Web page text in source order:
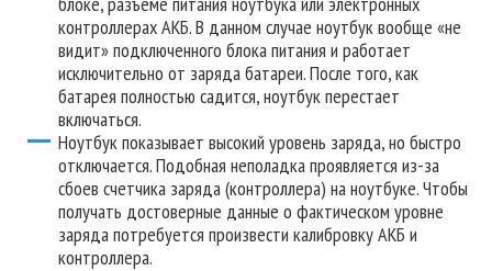
контроллерах АКБ. В данном случае ноутбук вообще «не
видит» подключенного блока питания и работает
исключительно от заряда батареи. После того, как
батарея полностью садится, ноутбук перестает
включаться.
Ноутбук показывает высокий уровень заряда, но быстро
отключается. Подобная неполадка проявляется из-за
сбоев счетчика заряда (контроллера) на ноутбуке. Чтобы
получать достоверные данные о фактическом уровне
заряда потребуется произвести калибровку АКБ и
контроллера.